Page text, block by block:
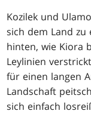
Kozilek und
sich dem Land
hinten, wie Kiora
Leylinien
für einen langen
Landschaft
sich einfach